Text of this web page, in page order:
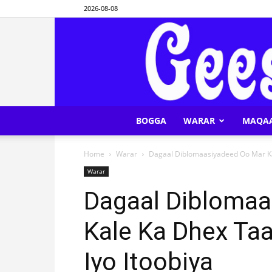
2026-08-08
BOGGA WARAR
Home Warar Dagaal Diblomaasiyadeed Oo Mar
Warar
Dagaal
Kale Ka Dhex
Iyo Itoobiya